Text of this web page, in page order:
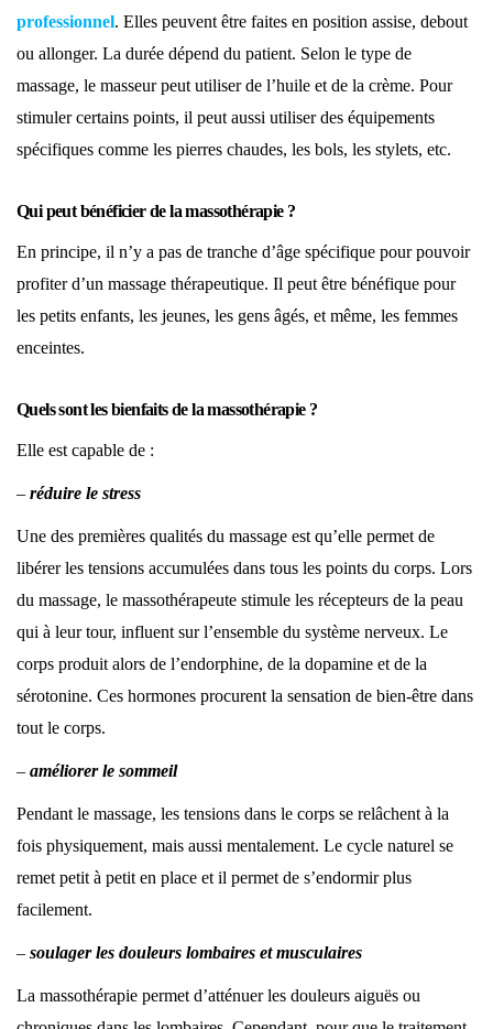
professionnel. Elles peuvent être faites en position assise, debout
ou allonger. La durée dépend du patient. Selon le type de
massage, le masseur peut utiliser de l’huile et de la crème. Pour
stimuler certains points, il peut aussi utiliser des équipements
spécifiques comme les pierres chaudes, les bols, les stylets, etc.
Qui peut bénéficier de la massothérapie ?
En principe, il n’y a pas de tranche d’âge spécifique pour pouvoir
profiter d’un massage thérapeutique. Il peut être bénéfique pour
les petits enfants, les jeunes, les gens âgés, et même, les femmes
enceintes.
Quels sont les bienfaits de la massothérapie ?
Elle est capable de :
– réduire le stress
Une des premières qualités du massage est qu’elle permet de
libérer les tensions accumulées dans tous les points du corps. Lors
du massage, le massothérapeute stimule les récepteurs de la peau
qui à leur tour, influent sur l’ensemble du système nerveux. Le
corps produit alors de l’endorphine, de la dopamine et de la
sérotonine. Ces hormones procurent la sensation de bien-être dans
tout le corps.
– améliorer le sommeil
Pendant le massage, les tensions dans le corps se relâchent à la
fois physiquement, mais aussi mentalement. Le cycle naturel se
remet petit à petit en place et il permet de s’endormir plus
facilement.
– soulager les douleurs lombaires et musculaires
La massothérapie permet d’atténuer les douleurs aiguës ou